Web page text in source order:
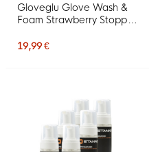
Gloveglu Glove Wash &
Foam Strawberry Stopper
19,99 €